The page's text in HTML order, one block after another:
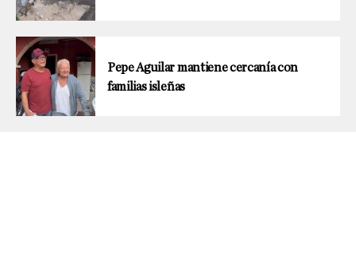
Pepe Aguilar mantiene cercanía con
familias isleñas